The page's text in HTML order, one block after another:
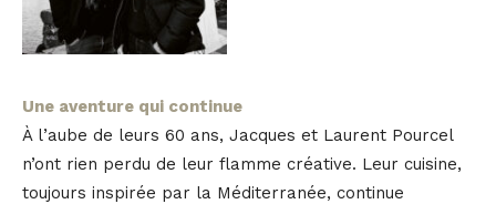
Une aventure qui continue
À l’aube de leurs 60 ans, Jacques et Laurent Pourcel
n’ont rien perdu de leur flamme créative. Leur cuisine,
toujours inspirée par la Méditerranée, continue